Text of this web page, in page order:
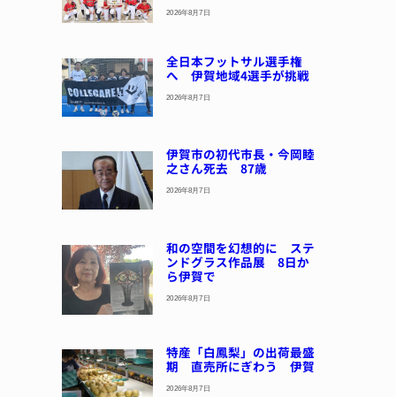
2026年8月7日
全日本フットサル選手権
へ 伊賀地域4選手が挑戦
2026年8月7日
伊賀市の初代市長・今岡睦
之さん死去 87歳
2026年8月7日
和の空間を幻想的に ステ
ンドグラス作品展 8日か
ら伊賀で
2026年8月7日
特産「白鳳梨」の出荷最盛
期 直売所にぎわう 伊賀
2026年8月7日